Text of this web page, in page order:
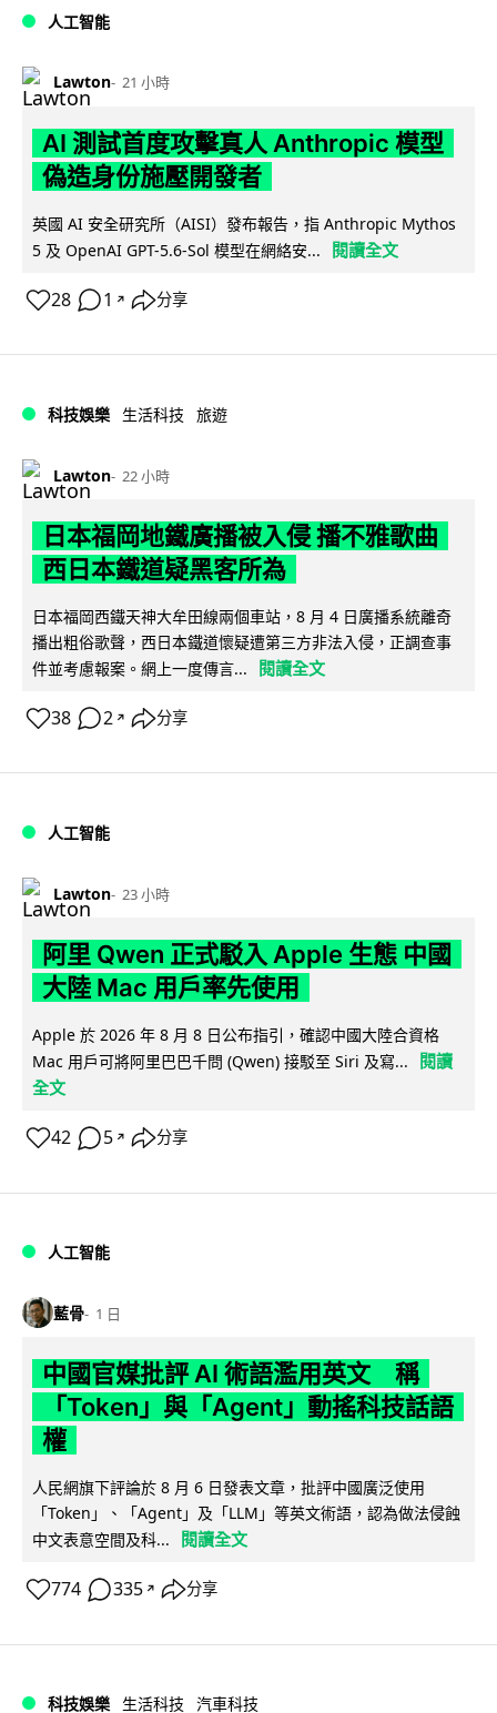
人工智能
Lawton 21 小時
AI 測試首度攻擊真人 Anthropic 模型
偽造身份施壓開發者
英國 AI 安全研究所（AISI）發布報告，指 Anthropic Mythos
5 及 OpenAI GPT-5.6-Sol 模型在網絡安...
閱讀全文
28 1 ↗ 分享
科技娛樂 生活科技 旅遊
Lawton 22 小時
日本福岡地鐵廣播被入侵 播不雅歌曲
西日本鐵道疑黑客所為
日本福岡西鐵天神大牟田線兩個車站，8 月 4 日廣播系統離奇
播出粗俗歌聲，西日本鐵道懷疑遭第三方非法入侵，正調查事
件並考慮報案。網上一度傳言...
閱讀全文
38 2 ↗ 分享
人工智能
Lawton 23 小時
阿里 Qwen 正式駁入 Apple 生態 中國
大陸 Mac 用戶率先使用
Apple 於 2026 年 8 月 8 日公布指引，確認中國大陸合資格
Mac 用戶可將阿里巴巴千問 (Qwen) 接駁至 Siri 及寫...
閱讀
全文
42 5 ↗ 分享
人工智能
藍骨 1 日
中國官媒批評 AI 術語濫用英文 稱
「Token」與「Agent」動搖科技話語
權
人民網旗下評論於 8 月 6 日發表文章，批評中國廣泛使用
「Token」、「Agent」及「LLM」等英文術語，認為做法侵蝕
中文表意空間及科...
閱讀全文
774 335 ↗ 分享
科技娛樂 生活科技 汽車科技